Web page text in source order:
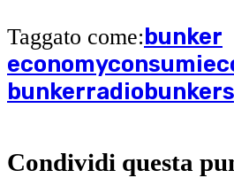
Taggato come:bunker
economyconsumi
bunkerradiobunker
Condividi questa